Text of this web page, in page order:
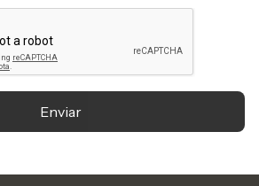
Enviar